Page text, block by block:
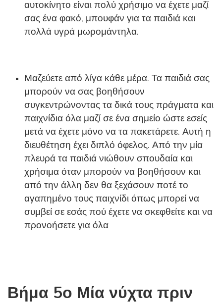
αυτοκίνητο είναι πολύ χρήσιμο να έχετε μαζί
σας ένα φακό, μπουφάν για τα παιδιά και
πολλά υγρά μωρομάντηλα.
Μαζεύετε από λίγα κάθε μέρα. Τα παιδιά σας
μπορούν να σας βοηθήσουν
συγκεντρώνοντας τα δικά τους πράγματα και
παιχνίδια όλα μαζί σε ένα σημείο ώστε εσείς
μετά να έχετε μόνο να τα πακετάρετε. Αυτή η
διευθέτηση έχει διπλό όφελος. Από την μία
πλευρά τα παιδιά νιώθουν σπουδαία και
χρήσιμα όταν μπορούν να βοηθήσουν και
από την άλλη δεν θα ξεχάσουν ποτέ το
αγαπημένο τους παιχνίδι όπως μπορεί να
συμβεί σε εσάς πού έχετε να σκεφθείτε και να
προνοήσετε για όλα
Βήμα 5ο Μία νύχτα πριν